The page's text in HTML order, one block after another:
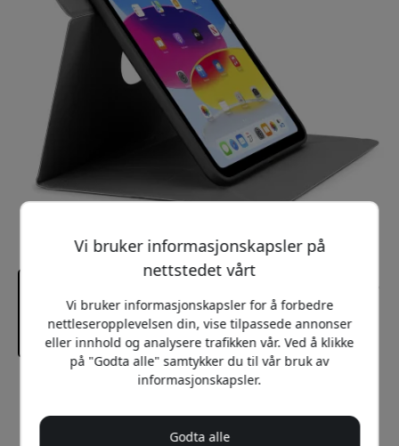
Anbefalt pris
599 NOK
Vi bruker informasjonskapsler på
nettstedet vårt
Vi bruker informasjonskapsler for å forbedre
nettleseropplevelsen din, vise tilpassede annonser
eller innhold og analysere trafikken vår. Ved å klikke
på "Godta alle" samtykker du til vår bruk av
informasjonskapsler.
Godta alle